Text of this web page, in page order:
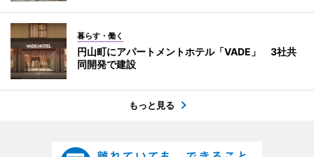
暮らす・働く
円山町にアパートメントホテル「VADE」 3社共
同開発で建設
もっと見る